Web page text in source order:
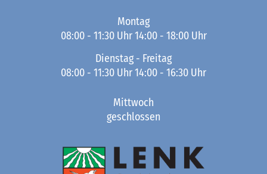
Montag
08:00 - 11:30 Uhr 14:00 - 18:00 Uhr
Dienstag - Freitag
08:00 - 11:30 Uhr 14:00 - 16:30 Uhr
Mittwoch
geschlossen